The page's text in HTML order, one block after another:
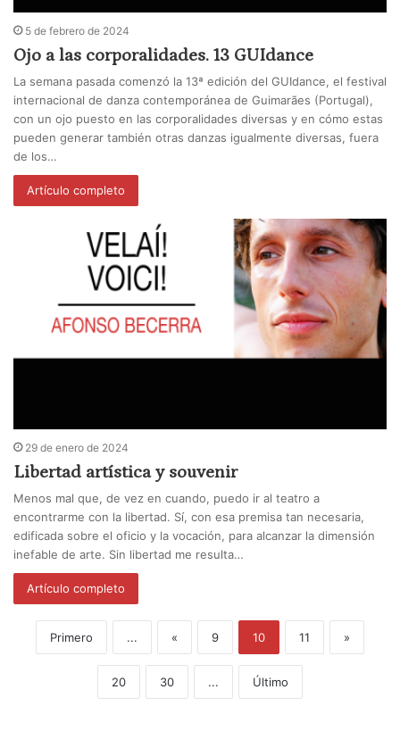
5 de febrero de 2024
Ojo a las corporalidades. 13 GUIdance
La semana pasada comenzó la 13ª edición del GUIdance, el festival
internacional de danza contemporánea de Guimarães (Portugal),
con un ojo puesto en las corporalidades diversas y en cómo estas
pueden generar también otras danzas igualmente diversas, fuera
de los…
Artículo completo
29 de enero de 2024
Libertad artística y souvenir
Menos mal que, de vez en cuando, puedo ir al teatro a
encontrarme con la libertad. Sí, con esa premisa tan necesaria,
edificada sobre el oficio y la vocación, para alcanzar la dimensión
inefable de arte. Sin libertad me resulta…
Artículo completo
Primero ... « 9 10 11 »
20 30 ... Último